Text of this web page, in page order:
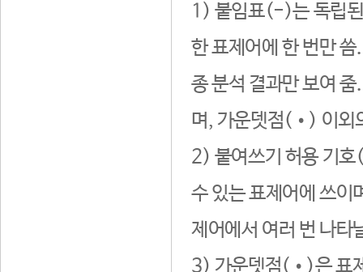
1) 붙임표(-)는 독립된
한 표제어에 한 번만
종 분석 결과만 보여
며, 가운뎃점(•) 이외
2) 붙여쓰기 허용 기호
수 있는 표제어에 쓰이
제어에서 여러 번 나타
3) 가운뎃점(•)은 표